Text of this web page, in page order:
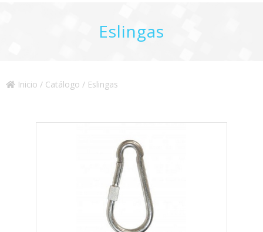
Eslingas
Inicio / Catálogo / Eslingas